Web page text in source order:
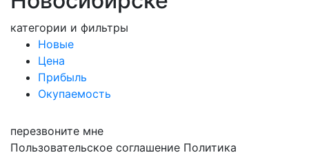
категории и фильтры
Новые
Цена
Прибыль
Окупаемость
перезвоните мне
Пользовательское соглашение Политика